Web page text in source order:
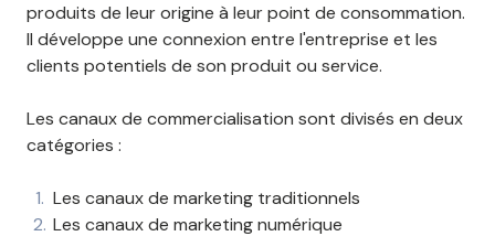
produits de leur origine à leur point de consommation.
Il développe une connexion entre l'entreprise et les
clients potentiels de son produit ou service.
Les canaux de commercialisation sont divisés en deux
catégories :
Les canaux de marketing traditionnels
Les canaux de marketing numérique